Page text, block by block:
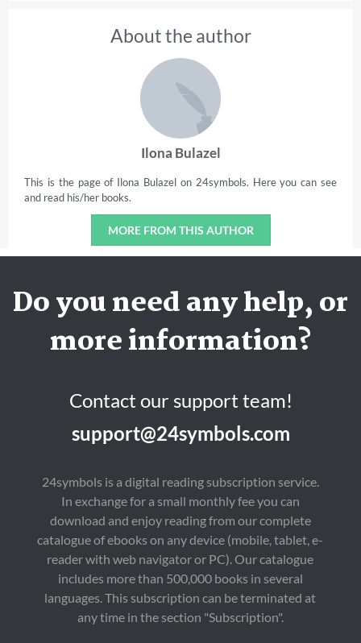
About the author
Ilona Bulazel
This is the page of Ilona Bulazel on 24symbols. Here you can see
and read his/her books.
MORE FROM THIS AUTHOR
Do you need any help, or
more information?
Contact our support team!
support@24symbols.com
24symbols is a digital reading subscription service.
In exchange for a small monthly fee you can
download and enjoy reading from our complete
catalogue of ebooks on any device (mobile, tablet, e-
reader with web navigator or PC). Our catalogue
includes more than 500,000 books in several
languages. This subscription can be terminated at
any time in the section "Subscription".